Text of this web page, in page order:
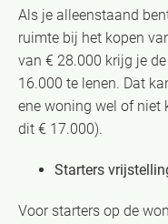
Als je alleenstaand
ruimte bij het kopen
van € 28.000 krijg je
16.000 te lenen. Dat
ene woning wel of niet
dit € 17.000).
Starters
Voor starters op de